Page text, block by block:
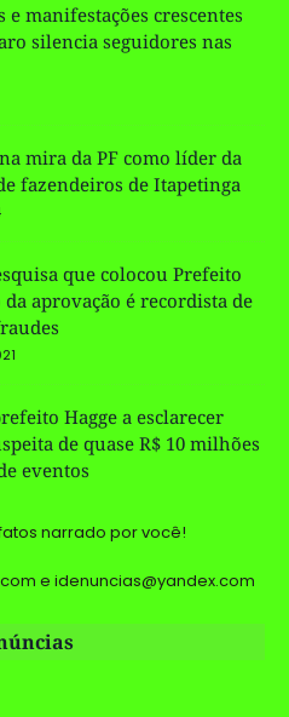
e manifestações crescentes
silencia seguidores nas
mira da PF como líder da
fazendeiros de Itapetinga
que colocou Prefeito
aprovação é recordista de
Hagge a esclarecer
de quase R$ 10 milhões
eventos
narrado por você!
e idenuncias@yandex.com